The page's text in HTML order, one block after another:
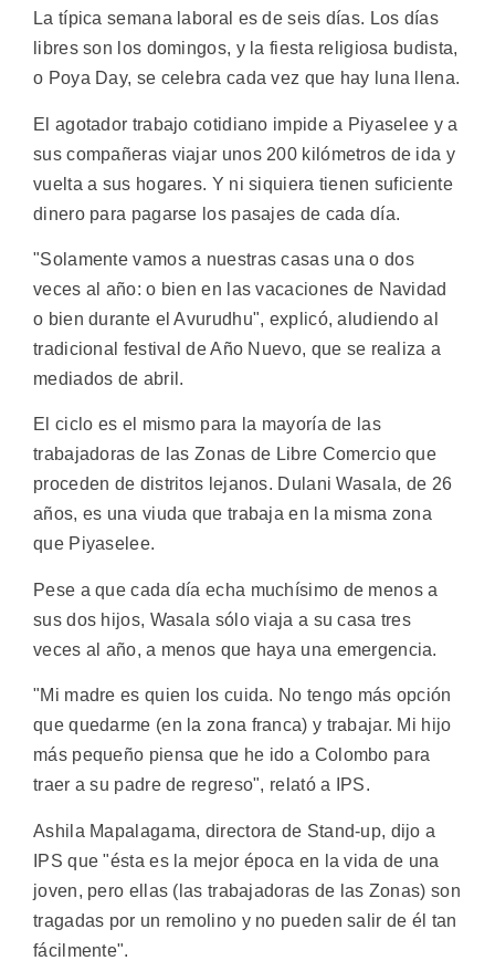
La típica semana laboral es de seis días. Los días
libres son los domingos, y la fiesta religiosa budista,
o Poya Day, se celebra cada vez que hay luna llena.
El agotador trabajo cotidiano impide a Piyaselee y a
sus compañeras viajar unos 200 kilómetros de ida y
vuelta a sus hogares. Y ni siquiera tienen suficiente
dinero para pagarse los pasajes de cada día.
"Solamente vamos a nuestras casas una o dos
veces al año: o bien en las vacaciones de Navidad
o bien durante el Avurudhu", explicó, aludiendo al
tradicional festival de Año Nuevo, que se realiza a
mediados de abril.
El ciclo es el mismo para la mayoría de las
trabajadoras de las Zonas de Libre Comercio que
proceden de distritos lejanos. Dulani Wasala, de 26
años, es una viuda que trabaja en la misma zona
que Piyaselee.
Pese a que cada día echa muchísimo de menos a
sus dos hijos, Wasala sólo viaja a su casa tres
veces al año, a menos que haya una emergencia.
"Mi madre es quien los cuida. No tengo más opción
que quedarme (en la zona franca) y trabajar. Mi hijo
más pequeño piensa que he ido a Colombo para
traer a su padre de regreso", relató a IPS.
Ashila Mapalagama, directora de Stand-up, dijo a
IPS que "ésta es la mejor época en la vida de una
joven, pero ellas (las trabajadoras de las Zonas) son
tragadas por un remolino y no pueden salir de él tan
fácilmente".